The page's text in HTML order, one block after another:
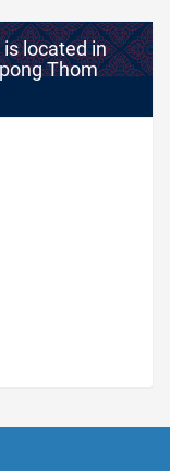
located in
Thom